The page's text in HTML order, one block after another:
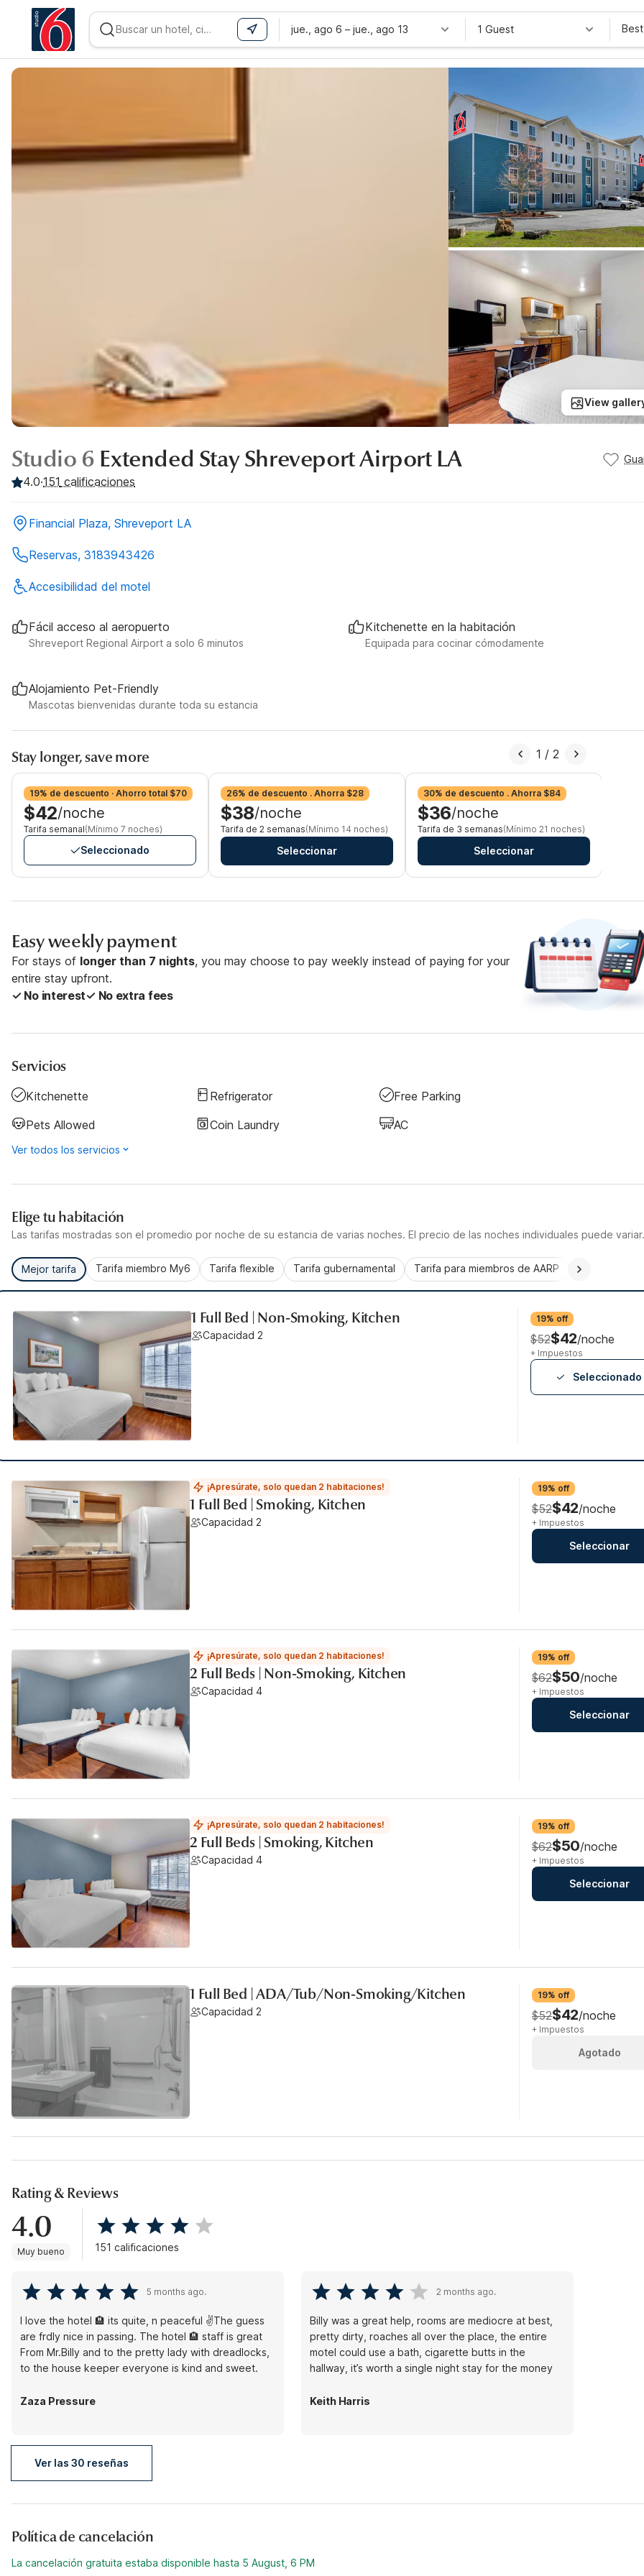
jue., ago 6 – jue., ago 13 1 Guest
View
Studio 6 Extended Stay Shreveport Airport LA
4.0·151 calificaciones
Financial Plaza, Shreveport LA
Reservas, 3183943426
Accesibilidad del motel
Fácil acceso al aeropuerto
Shreveport Regional Airport a solo 6 minutos
Kitchenette en la habitación
Equipada para cocinar cómodamente
Alojamiento Pet-Friendly
Mascotas bienvenidas durante toda su estancia
Stay longer, save more
19% de descuento · Ahorro total $70
$42/noche
Tarifa semanal(Mínimo 7 noches)
Seleccionado
26% de descuento . Ahorra $28
$38/noche
Tarifa de 2 semanas(Mínimo 14 noches)
Seleccionar
30% de descuento . Ahorra $84
$36/noche
Tarifa de 3 semanas(Mínimo 21 noches)
Seleccionar
1 /2
Easy weekly payment
For stays of longer than 7 nights, you may choose to pay weekly instead of paying for your
entire stay upfront.
✓ No interest✓ No extra fees
Servicios
Kitchenette Refrigerator
Free Parking
Pets Allowed
Coin Laundry AC
Ver todos los servicios
Elige tu habitación
Las tarifas mostradas son el promedio por noche de su estancia de varias noches. El precio de las noches individuales puede variar.
Mejor tarifa Tarifa miembro My6 Tarifa flexible Tarifa gubernamental Tarifa para miembros de AARP
1 Full Bed | Non-Smoking, Kitchen
Capacidad 2
19% off
$52$42/noche
+ Impuestos
Seleccionado
¡Apresúrate, solo quedan 2 habitaciones!
1 Full Bed | Smoking, Kitchen
Capacidad 2
19% off
$52$42/noche
+ Impuestos
Seleccionar
¡Apresúrate, solo quedan 2 habitaciones!
2 Full Beds | Non-Smoking, Kitchen
Capacidad 4
19% off
$62$50/noche
+ Impuestos
Seleccionar
¡Apresúrate, solo quedan 2 habitaciones!
2 Full Beds | Smoking, Kitchen
Capacidad 4
19% off
$62$50/noche
+ Impuestos
Seleccionar
1 Full Bed | ADA/Tub/Non-Smoking/Kitchen
Capacidad 2
19% off
$52$42/noche
+ Impuestos
Agotado
Rating & Reviews
4.0
Muy bueno 151 calificaciones
5 months ago.
I love the hotel 🏨 its quite, n peaceful ✌️The guess
are frdly nice in passing. The hotel 🏨 staff is great
From Mr.Billy and to the pretty lady with dreadlocks,
to the house keeper everyone is kind and sweet.
Zaza Pressure
2 months ago.
Billy was a great help, rooms are mediocre at best,
pretty dirty, roaches all over the place, the entire
motel could use a bath, cigarette butts in the
hallway, it’s worth a single night stay for the money
Keith Harris
Ver las 30 reseñas
Política de cancelación
La cancelación gratuita estaba disponible hasta 5 August, 6 PM